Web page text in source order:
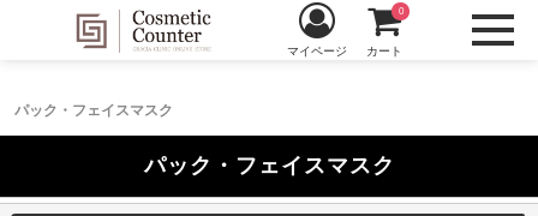
パック・フェイスマスク
マイページ カート
0
パック・フェイスマスク